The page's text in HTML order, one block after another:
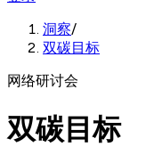
洞察/
双碳目标
网络研讨会
双碳目标